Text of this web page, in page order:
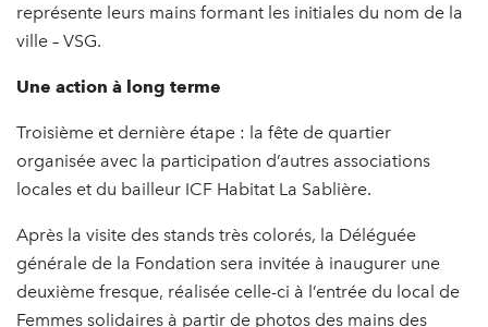
représente leurs mains formant les initiales du nom de la
ville – VSG.
Une action à long terme
Troisième et dernière étape : la fête de quartier
organisée avec la participation d’autres associations
locales et du bailleur ICF Habitat La Sablière.
Après la visite des stands très colorés, la Déléguée
générale de la Fondation sera invitée à inaugurer une
deuxième fresque, réalisée celle-ci à l’entrée du local de
Femmes solidaires à partir de photos des mains des